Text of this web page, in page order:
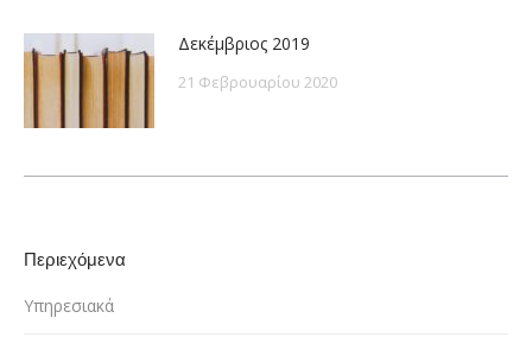
Δεκέμβριος 2019
21 Φεβρουαρίου 2020
Περιεχόμενα
Υπηρεσιακά